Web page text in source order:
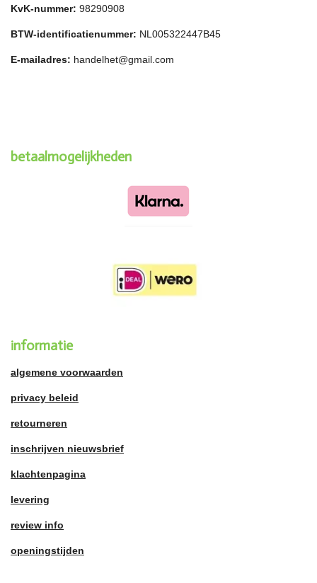
KvK-nummer: 98290908
BTW-identificatienummer: NL005322447B45
E-mailadres: handelhet@gmail.com
betaalmogelijkheden
informatie
algemene voorwaarden
privacy beleid
retourneren
inschrijven nieuwsbrief
klachtenpagina
levering
review info
openingstijden